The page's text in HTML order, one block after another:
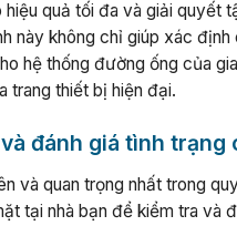
quả tối đa và giải quyết
này không chỉ giúp xác
hệ thống đường ống của
trang thiết bị hiện đại.
đánh giá tình trạng
và quan trọng nhất trong
tại nhà bạn để kiểm tra và